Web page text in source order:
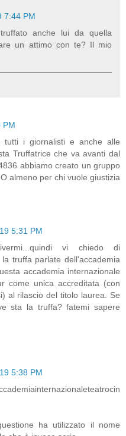
7:44 PM
anche lui da quella
un attimo con te? Il mio
PM
i giornalisti e anche alle
Truffatrice che va avanti dal
abbiamo creato un gruppo
almeno per chi vuole giustizia
5:31 PM
vi chiedo di
truffa parlate dell'accademia
accademia internazionale
come unica accreditata (con
al rilascio del titolo laurea. Se
sta la truffa? fatemi sapere
5:38 PM
ha utilizzato il nome